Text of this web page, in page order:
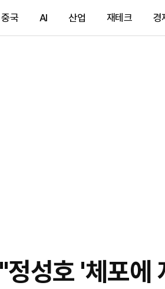
중국 AI 산업 재테크 경
성호 '체포에